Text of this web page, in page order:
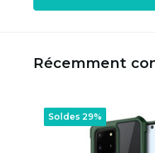
Récemment
Soldes 29%